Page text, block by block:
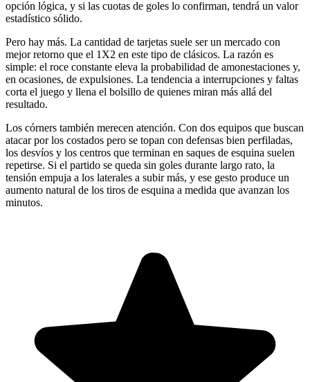
opción lógica, y si las cuotas de goles lo confirman, tendrá un valor
estadístico sólido.
Pero hay más. La cantidad de tarjetas suele ser un mercado con
mejor retorno que el 1X2 en este tipo de clásicos. La razón es
simple: el roce constante eleva la probabilidad de amonestaciones y,
en ocasiones, de expulsiones. La tendencia a interrupciones y faltas
corta el juego y llena el bolsillo de quienes miran más allá del
resultado.
Los córners también merecen atención. Con dos equipos que buscan
atacar por los costados pero se topan con defensas bien perfiladas,
los desvíos y los centros que terminan en saques de esquina suelen
repetirse. Si el partido se queda sin goles durante largo rato, la
tensión empuja a los laterales a subir más, y ese gesto produce un
aumento natural de los tiros de esquina a medida que avanzan los
minutos.